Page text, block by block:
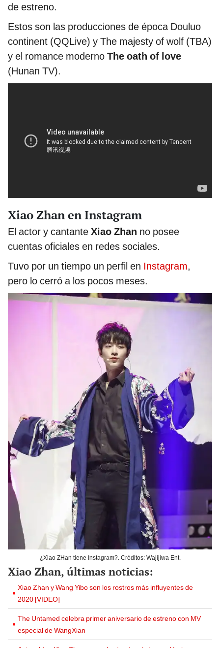
de estreno.
Estos son las producciones de época Douluo
continent (QQLive) y The majesty of wolf (TBA)
y el romance moderno The oath of love
(Hunan TV).
Xiao Zhan en Instagram
El actor y cantante Xiao Zhan no posee
cuentas oficiales en redes sociales.
Tuvo por un tiempo un perfil en Instagram,
pero lo cerró a los pocos meses.
¿Xiao ZHan tiene Instagram?. Créditos: Wajijiwa Ent.
Xiao Zhan, últimas noticias:
Xiao Zhan y Wang Yibo son los rostros más influyentes de
2020 [VIDEO]
The Untamed celebra primer aniversario de estreno con MV
especial de WangXian